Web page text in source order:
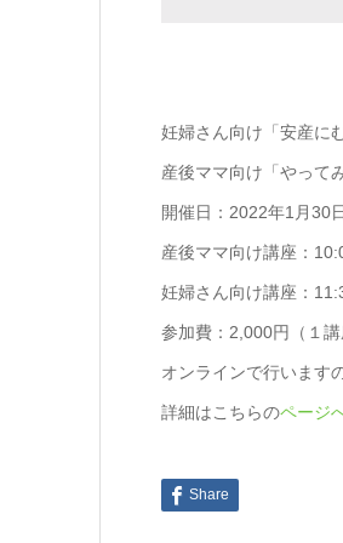
妊婦さん向け「安産に
産後ママ向け「やって
開催日：2022年1月30
産後ママ向け講座：
妊婦さん向け講座：
参加費：2,000円（１講
オンラインで行います
詳細はこちらのページ
Share